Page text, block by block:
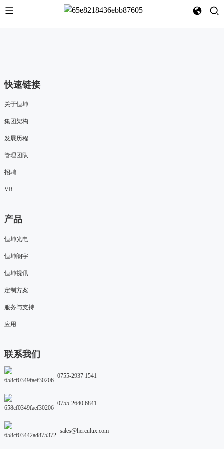
快速链接
关于恒坤
集团架构
发展历程
管理团队
招聘
VR
产品
恒坤光电
恒坤朗宇
恒坤视讯
定制方案
服务与支持
应用
联系我们
0755-2937 1541
0755-2640 6841
sales@herculux.com